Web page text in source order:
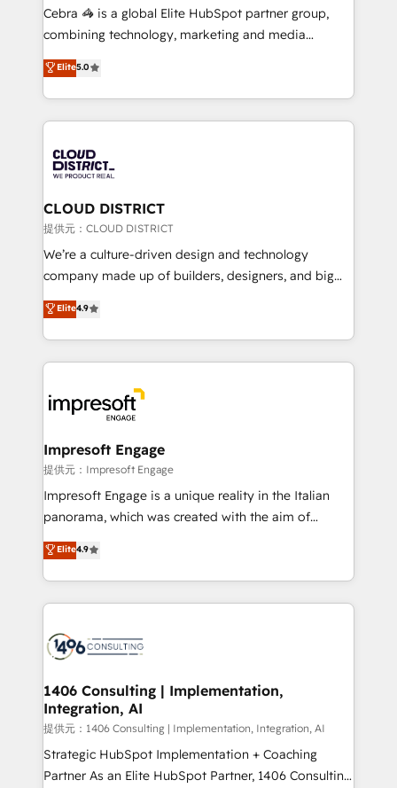
boost with a new HubSpot site Recognized leaders:
🏆 HubSpot Platform Migration Impact Award 🏆
Inbound Campaign of the Year 🏆 Gold AVA Digital
Award for Best Website 🌟 Accreditations: CRM
Cebra 🦓 is a global Elite HubSpot partner group,
combining technology, marketing and media
expertise across Latin America and Southern
Europe, with teams across 7 countries. Born in Chile,
we combine local insight with international reach to
help businesses grow through technology, creativity,
500+ HubSpot implementations, building end-to-
end solutions that integrate CRM, AI automation,
inbound and loop marketing, content, and digital
creativity. Our multicultural team works in Spanish,
Portuguese, and English to design scalable strategies
that drive measurable growth. 🌎 Highlights: • 10+
Platform Migration Excellence. • Top 3 Partner of the
Year LATAM 2022, 2023, 2024, 2025. • Partner of the
business with HubSpot? Let Cebra’s experts help
you grow faster, smarter, and with impact.
Elite5.0
CLOUD DISTRICT
提供元：CLOUD DISTRICT
We’re a culture-driven design and technology
company made up of builders, designers, and big
thinkers. We blend strategy, design, and
development—always fueled by curiosity—to turn
ideas, opportunities, and challenges into meaningful
experiences. To us, technology is more than just
and—most importantly—simple. That’s why we lean
into bold ideas and shape them into thoughtful
products and strategies that actually make a
difference.
Elite4.9
Impresoft Engage
提供元：Impresoft Engage
Impresoft Engage is a unique reality in the Italian
panorama, which was created with the aim of
putting Customer Experience at the center by
creating digital environments capable of integrating
people, processes and data. We offer the best
digital solutions on the market, ranging from CRM
marketing automation to online and offline sales
allowing companies to optimize processes and meet
the needs of the customer. We are part of Impresoft
Group, a group of specialized and complementary
companies that divide their offer into 4
Competence Centers: Smart Manufacturing,
Elite4.9
1406 Consulting | Implementation,
Integration, AI
提供元：1406 Consulting | Implementation, Integration, AI
Strategic HubSpot Implementation + Coaching
Partner As an Elite HubSpot Partner, 1406 Consulting